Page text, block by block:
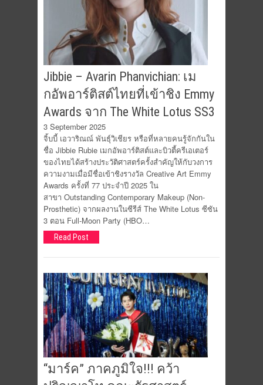
Jibbie – Avarin Phanvichian: เม
กอัพอาร์ติสต์ไทยที่เข้าชิง Emmy
Awards จาก The White Lotus SS3
3 September 2025
จิ้บบี้ เอวาริณณ์ พันธุ์วิเชียร หรือที่หลายคนรู้จักกันใน
ชื่อ Jibbie Rubie เมกอัพอาร์ติสต์และบิวตี้ครีเอเตอร์
ของไทยได้สร้างประวัติศาสตร์ครั้งสำคัญให้กับวงการ
ความงามเมื่อมีชื่อเข้าชิงรางวัล Creative Art Emmy
Awards ครั้งที่ 77 ประจำปี 2025 ใน
สาขา Outstanding Contemporary Makeup (Non-
Prosthetic) จากผลงานในซีรีส์ The White Lotus ซีซัน
3 ตอน Full-Moon Party (HBO…
Read Post
“มาร์ค” ภาคภูมิใจ!!! คว้า